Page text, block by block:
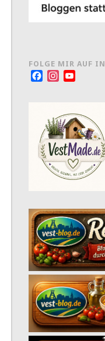
FOLGE MIR AUF
FacebookInstagram